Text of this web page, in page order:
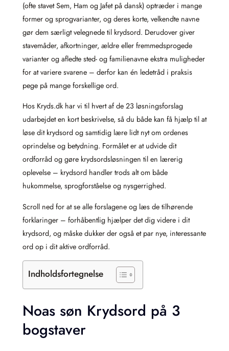
(ofte stavet Sem, Ham og Jafet på dansk) optræder i mange
former og sprogvarianter, og deres korte, velkendte navne
gør dem særligt velegnede til krydsord. Derudover giver
stavemåder, afkortninger, ældre eller fremmedsprogede
varianter og afledte sted- og familienavne ekstra muligheder
for at variere svarene – derfor kan én ledetråd i praksis
pege på mange forskellige ord.
Hos Kryds.dk har vi til hvert af de 23 løsningsforslag
udarbejdet en kort beskrivelse, så du både kan få hjælp til at
løse dit krydsord og samtidig lære lidt nyt om ordenes
oprindelse og betydning. Formålet er at udvide dit
ordforråd og gøre krydsordsløsningen til en lærerig
oplevelse – krydsord handler trods alt om både
hukommelse, sprogforståelse og nysgerrighed.
Scroll ned for at se alle forslagene og læs de tilhørende
forklaringer – forhåbentlig hjælper det dig videre i dit
krydsord, og måske dukker der også et par nye, interessante
ord op i dit aktive ordforråd.
Indholdsfortegnelse
Noas søn Krydsord på 3
bogstaver